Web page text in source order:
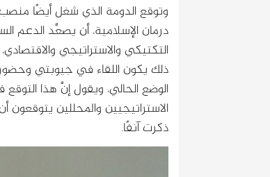
وتوقع الدومة الذي شغل أيضًا منصب
درمان الإسلامية، أن يصعَّد
التكتيكي والاستراتيجي
ذلك يكون اللقاء في جيوبتي
الوضع الحالي، ويقول إنَّ هذا
الاستراتيجيين والمحللين
ذكرت آنفًا.